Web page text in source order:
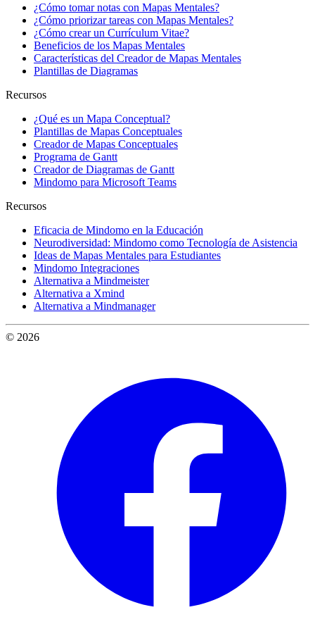
¿Cómo tomar notas con Mapas Mentales?
¿Cómo priorizar tareas con Mapas Mentales?
¿Cómo crear un Currículum Vitae?
Beneficios de los Mapas Mentales
Características del Creador de Mapas Mentales
Plantillas de Diagramas
Recursos
¿Qué es un Mapa Conceptual?
Plantillas de Mapas Conceptuales
Creador de Mapas Conceptuales
Programa de Gantt
Creador de Diagramas de Gantt
Mindomo para Microsoft Teams
Recursos
Eficacia de Mindomo en la Educación
Neurodiversidad: Mindomo como Tecnología de Asistencia
Ideas de Mapas Mentales para Estudiantes
Mindomo Integraciones
Alternativa a Mindmeister
Alternativa a Xmind
Alternativa a Mindmanager
© 2026